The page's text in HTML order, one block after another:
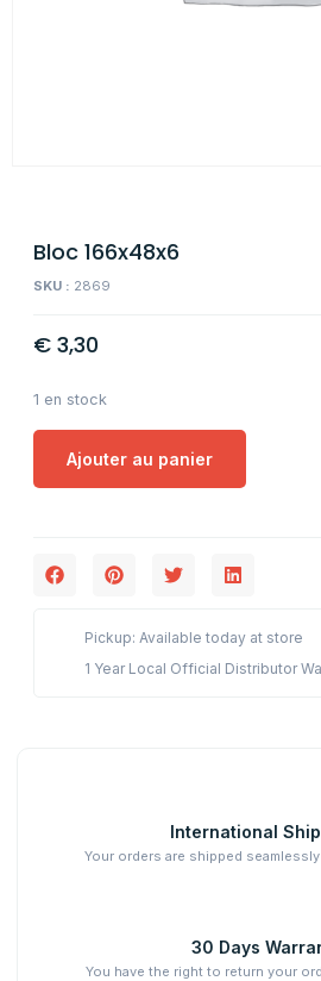
Bloc 166x48x6
SKU : 2869
€ 3,30
1 en stock
Ajouter au panier
Pickup: Available today at store
1 Year Local Official Distributor
International
Your orders are shipped
30 Days
You have the right to return your